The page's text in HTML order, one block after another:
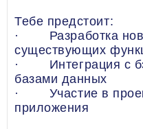
Тебе предстоит:
· Разработка
существующих
· Интеграция с
базами данных
· Участие в
приложения